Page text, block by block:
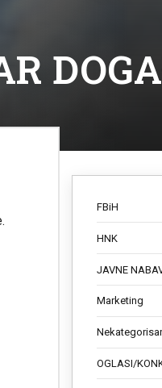
FBiH
HNK
JAVNE
Marketing
OGLASI/